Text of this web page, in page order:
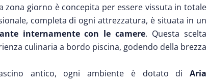
zona giorno è concepita per essere vissuta in totale
completa di ogni attrezzatura, è situata in un
internamente con le camere. Questa scelta
culinaria a bordo piscina, godendo della brezza
antico, ogni ambiente è dotato diAria